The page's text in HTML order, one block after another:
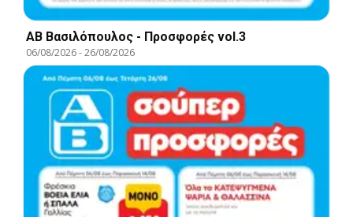
ΑΒ Βασιλόπουλος - Προσφορές vol.3
06/08/2026-26/08/2026